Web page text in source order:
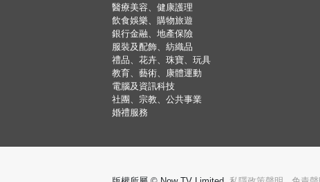
醫療美容、健康護理
飲食娛樂、購物旅遊
銀行金融、地產保險
服裝及配飾、紡織品
禮品、花卉、珠寶、玩具
教育、藝術、康體運動
電腦及資訊科技
社團、宗教、公共事業
婚禮服務